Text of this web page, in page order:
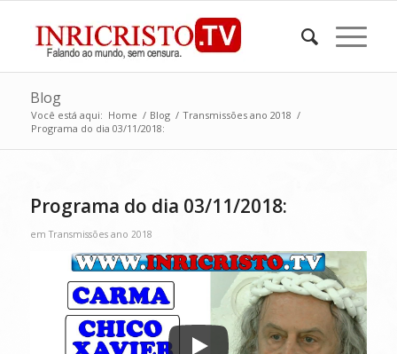
Blog
Você está aqui: Home / Blog / Transmissões ano 2018 /
Programa do dia 03/11/2018:
Programa do dia 03/11/2018:
emTransmissões ano 2018